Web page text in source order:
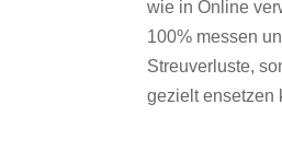
wie in Online
100% messen
Streuverluste,
gezielt ensetzen